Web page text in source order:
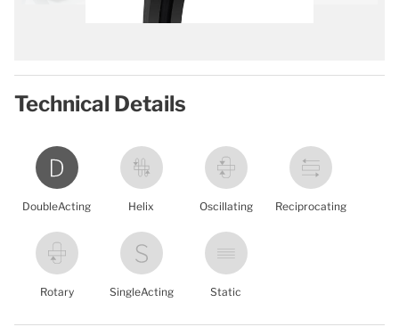
Technical Details
DoubleActing Helix Oscillating Reciprocating
Rotary SingleActing Static